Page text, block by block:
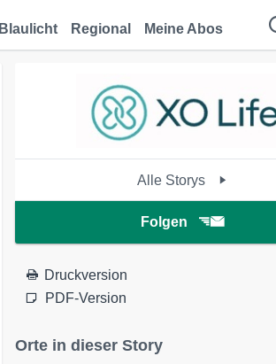
Blaulicht Regional Meine Abos
Alle Storys
Folgen
Druckversion
PDF-Version
Orte in dieser Story